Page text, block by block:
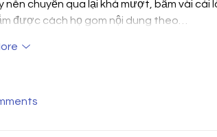
nên chuyển qua lại khá mượt, bấm vài cái
được cách họ gom nội dung theo…